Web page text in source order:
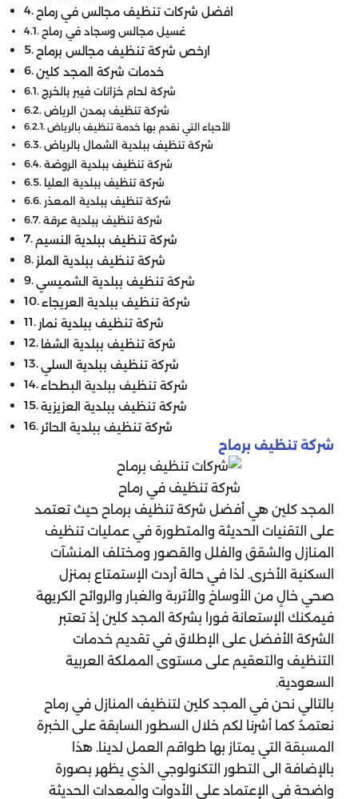
افضل شركات تنظيف مجالس في رماح
غسيل مجالس وسجاد في رماح
ارخص شركة تنظيف مجالس برماح
خدمات شركة المجد كلين
شركة لحام خزانات فيبر بالخرج
شركة تنظيف بمدن الرياض
الأحياء التي نقدم بها خدمة تنظيف بالرياض
شركة تنظيف ببلدية الشمال بالرياض
شركة تنظيف ببلدية الروضة
شركة تنظيف ببلدية العليا
شركة تنظيف ببلدية المعذر
شركة تنظيف ببلدية عرقة
شركة تنظيف ببلدية النسيم
شركة تنظيف ببلدية الملز
شركة تنظيف ببلدية الشميسي
شركة تنظيف ببلدية العريجاء
شركة تنظيف ببلدية نمار
شركة تنظيف ببلدية الشفا
شركة تنظيف ببلدية السلي
شركة تنظيف ببلدية البطحاء
شركة تنظيف ببلدية العزيزية
شركة تنظيف ببلدية الحائر
شركة تنظيف برماح
شركة تنظيف في رماح
المجد كلين هي أفضل شركة تنظيف برماح حيث تعتمد
على التقنيات الحديثة والمتطورة في عمليات تنظيف
المنازل والشقق والفلل والقصور ومختلف المنشآت
السكنية الأخرى. لذا في حالة أردت الإستمتاع بمنزل
صحي خالٍ من الأوساخ والأتربة والغبار والروائح الكريهة
فيمكنك الإستعانة فورا بشركة المجد كلين إذ تعتبر
الشركة الأفضل على الإطلاق في تقديم خدمات
التنظيف والتعقيم على مستوى المملكة العربية
السعودية.
بالتالي نحن في المجد كلين لتنظيف المنازل في رماح
نعتمدُ كما أشرنا لكم خلال السطور السابقة على الخبرة
المسبقة التي يمتاز بها طواقم العمل لدينا. هذا
بالإضافة الى التطور التكنولوجي الذي يظهر بصورة
واضحة في الإعتماد على الأدوات والمعدات الحديثة